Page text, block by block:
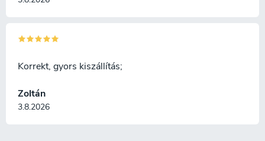
Zoltán
3.8.2026
Korrekt, gyors kiszállítás;